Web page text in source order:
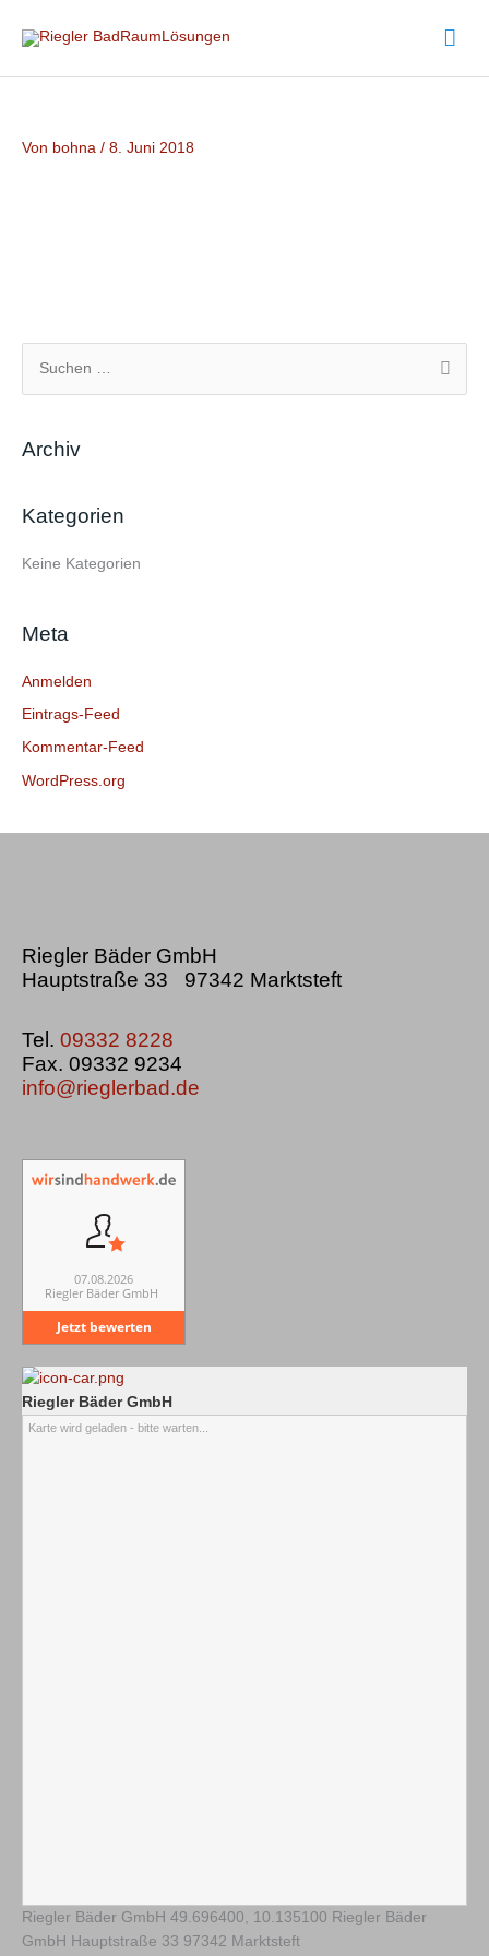
Inhalt
Von bohna / 8. Juni 2018
h
n
h
Archiv
Kategorien
Keine Kategorien
Meta
Anmelden
Eintrags-Feed
Kommentar-Feed
WordPress.org
Riegler Bäder GmbH
Hauptstraße 33 97342 Marktsteft
Tel. 09332 8228
Fax. 09332 9234
info@rieglerbad.de
07.08.2026
Riegler Bäder GmbH
Jetzt bewerten
Riegler Bäder GmbH
Karte wird geladen - bitte warten...
Riegler Bäder GmbH 49.696400 10.135100 Riegler Bäder
GmbH Hauptstraße 33 97342 Marktsteft